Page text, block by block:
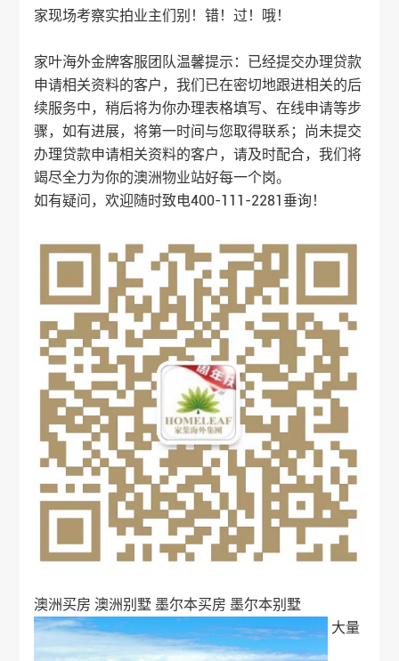
家现场考察实拍业主们别！错！过！哦！
家叶海外金牌客服团队温馨提示：已经提交办理贷款
申请相关资料的客户，我们已在密切地跟进相关的后
续服务中，稍后将为你办理表格填写、在线申请等步
骤，如有进展，将第一时间与您取得联系；尚未提交
办理贷款申请相关资料的客户，请及时配合，我们将
竭尽全力为你的澳洲物业站好每一个岗。
如有疑问，欢迎随时致电400-111-2281垂询！
澳洲买房 澳洲别墅 墨尔本买房 墨尔本别墅
大量